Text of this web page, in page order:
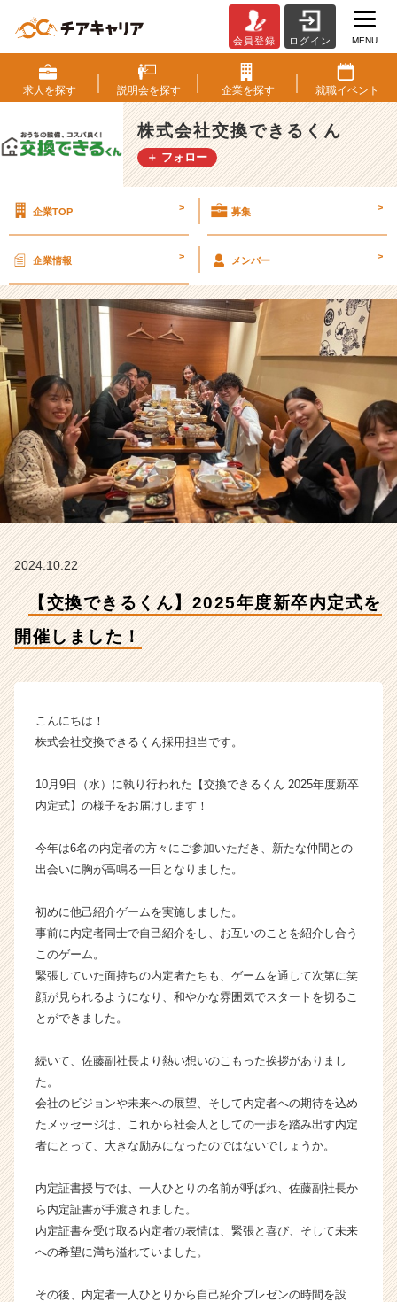
換
で
き
る
く
ん】
5
新
卒
定
を
開
催
し
ま
し
た！
【株
換
く
タ
ラ
イ
|
ベ
ャ
ー・
長
企
ス
ウ
ト
が
く
活
サ
イ
チ
会員登録 ログイン MENU
求人を探す 説明会を探す 企業を探す 就職イベント
株式会社交換できるくん
＋ フォロー
企業TOP > 募集 >
企業情報 > メンバー >
2024.10.22
【交換できるくん】2025年度新卒内定式を
開催しました！
こんにちは！
株式会社交換できるくん採用担当です。
10月9日（水）に執り行われた【交換できるくん 2025年度新卒
内定式】の様子をお届けします！
今年は6名の内定者の方々にご参加いただき、新たな仲間との
出会いに胸が高鳴る一日となりました。
初めに他己紹介ゲームを実施しました。
事前に内定者同士で自己紹介をし、お互いのことを紹介し合う
このゲーム。
緊張していた面持ちの内定者たちも、ゲームを通して次第に笑
顔が見られるようになり、和やかな雰囲気でスタートを切るこ
とができました。
続いて、佐藤副社長より熱い想いのこもった挨拶がありまし
た。
会社のビジョンや未来への展望、そして内定者への期待を込め
たメッセージは、これから社会人としての一歩を踏み出す内定
者にとって、大きな励みになったのではないでしょうか。
内定証書授与では、一人ひとりの名前が呼ばれ、佐藤副社長か
ら内定証書が手渡されました。
内定証書を受け取る内定者の表情は、緊張と喜び、そして未来
への希望に満ち溢れていました。
その後、内定者一人ひとりから自己紹介プレゼンの時間を設